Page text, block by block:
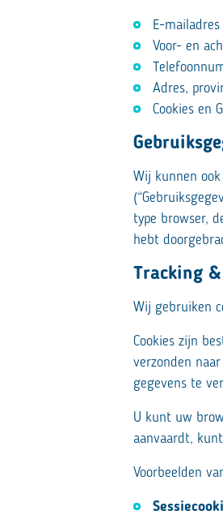
E-mailadres
Voor- en
Adres,
Cookies en
Wij kunnen
type browser,
hebt
Tracking
Wij gebruiken
Cookies zijn
verzonden
gegevens te
U kunt uw
aanvaardt,
Voorbeelden